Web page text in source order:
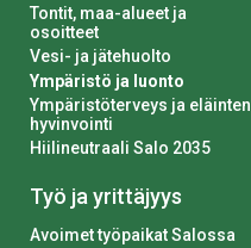
Tontit, maa-alueet ja
osoitteet
Vesi- ja jätehuolto
Ympäristö ja luonto
Ympäristöterveys ja eläinten
hyvinvointi
Hiilineutraali Salo 2035
Työ ja yrittäjyys
Avoimet työpaikat Salossa